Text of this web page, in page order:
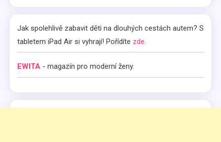
Jak spolehlivě zabavit děti na dlouhých cestách autem? S
tabletem iPad Air si vyhrají! Pořídíte zde
EWITA - magazín pro moderní ženy.